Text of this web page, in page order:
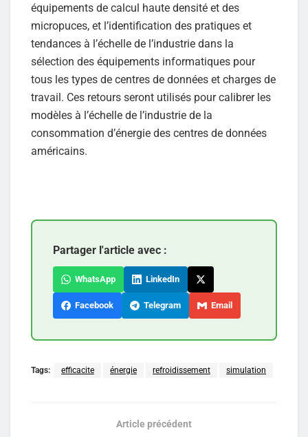
équipements de calcul haute densité et des
micropuces, et l’identification des pratiques et
tendances à l’échelle de l’industrie dans la
sélection des équipements informatiques pour
tous les types de centres de données et charges de
travail. Ces retours seront utilisés pour calibrer les
modèles à l’échelle de l’industrie de la
consommation d’énergie des centres de données
américains.
Partager l'article avec :
WhatsApp LinkedIn
Facebook Telegram Email
Tags: efficacite énergie refroidissement simulation
Article précédent